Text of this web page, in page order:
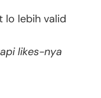
lo lebih valid
likes-nya